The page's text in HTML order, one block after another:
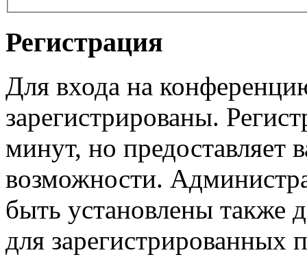
Регистрация
Для входа на
зарегистрированы.
минут, но предоставляет
возможности.
быть установлены также
для зарегистрированных